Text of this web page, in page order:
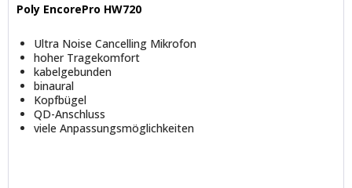
Poly EncorePro HW720
Ultra Noise Cancelling Mikrofon
hoher Tragekomfort
kabelgebunden
binaural
Kopfbügel
QD-Anschluss
viele Anpassungsmöglichkeiten